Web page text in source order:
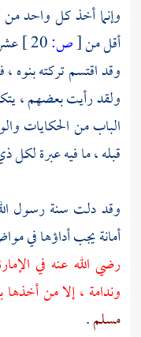
وإنما أخذ كل واحد من
أقل من[ص:
وقد اقتسم تركته بنوه
ولقد رأيت بعضهم ،
الباب من الحكايات
قبله ، ما فيه عبرة
وقد دلت سنة رسول
أمانة يجب أداؤها في
رضي الله عنه في
وندامة ، إلا من
مسلم.